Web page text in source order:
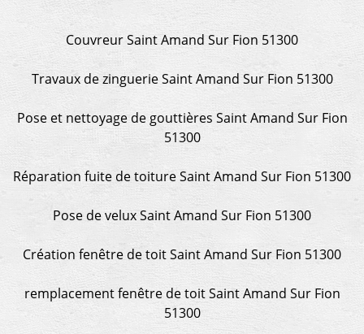
Couvreur Saint Amand Sur Fion 51300
Travaux de zinguerie Saint Amand Sur Fion 51300
Pose et nettoyage de gouttières Saint Amand Sur Fion
51300
Réparation fuite de toiture Saint Amand Sur Fion 51300
Pose de velux Saint Amand Sur Fion 51300
Création fenêtre de toit Saint Amand Sur Fion 51300
remplacement fenêtre de toit Saint Amand Sur Fion
51300